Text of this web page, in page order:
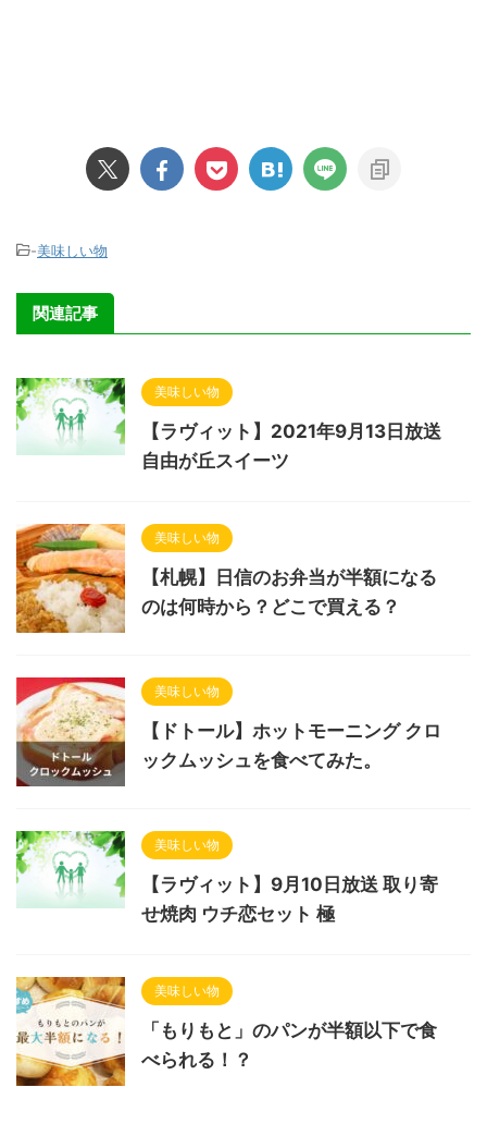
-美味しい物
関連記事
美味しい物
【ラヴィット】2021年9月13日放送
自由が丘スイーツ
美味しい物
【札幌】日信のお弁当が半額になる
のは何時から？どこで買える？
美味しい物
【ドトール】ホットモーニング クロ
ックムッシュを食べてみた。
美味しい物
【ラヴィット】9月10日放送 取り寄
せ焼肉 ウチ恋セット 極
美味しい物
「もりもと」のパンが半額以下で食
べられる！？